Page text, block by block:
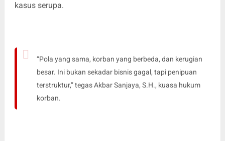
kasus serupa.
“Pola yang sama, korban yang berbeda, dan kerugian
besar. Ini bukan sekadar bisnis gagal, tapi penipuan
terstruktur,” tegas Akbar Sanjaya, S.H., kuasa hukum
korban.